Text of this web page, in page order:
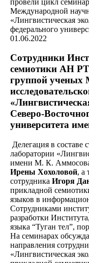
01.06.2022
Сотрудники
семиотики АН
группой ученых
Северо-
университета
Делегация в составе
лаборатории
имени М. К.
Ирены Хохоловой, а
сотрудника Игоря
прикладной
языков в
Сотрудниками
разработки
языка “Туган тел”,
На семинарах
направления
«Лингвистическая